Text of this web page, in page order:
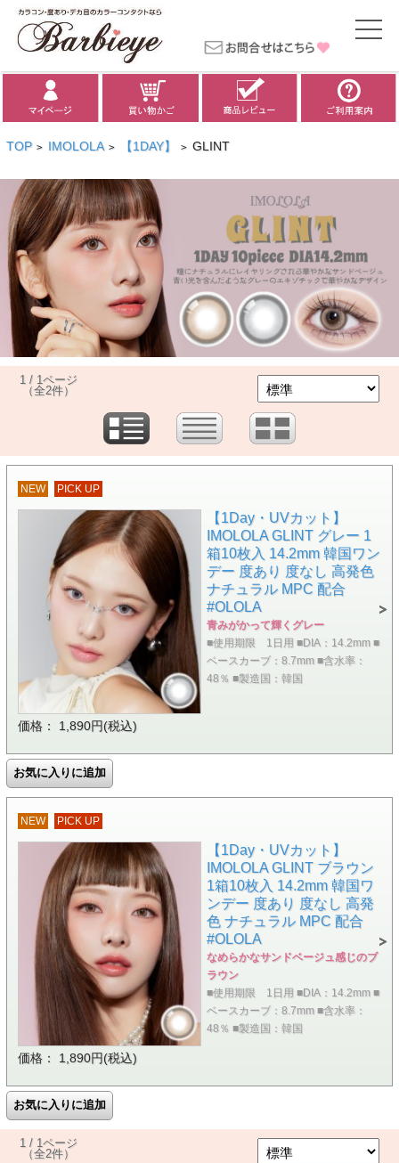
TOP > IMOLOLA > 【1DAY】 > GLINT
1 / 1ページ
（全2件）
NEW PICK UP
【1Day・UVカット】
IMOLOLA GLINT グレー 1
箱10枚入 14.2mm 韓国ワン
デー 度あり 度なし 高発色
ナチュラル MPC 配合
#OLOLA
青みがかって輝くグレー
■使用期限 1日用 ■DIA：14.2mm ■
ベースカーブ：8.7mm ■含水率：
48％ ■製造国：韓国
価格： 1,890円(税込)
NEW PICK UP
【1Day・UVカット】
IMOLOLA GLINT ブラウン
1箱10枚入 14.2mm 韓国ワ
ンデー 度あり 度なし 高発
色 ナチュラル MPC 配合
#OLOLA
なめらかなサンドベージュ感じのブ
ラウン
■使用期限 1日用 ■DIA：14.2mm ■
ベースカーブ：8.7mm ■含水率：
48％ ■製造国：韓国
価格： 1,890円(税込)
1 / 1ページ
（全2件）